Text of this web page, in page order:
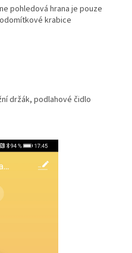
pohledová hrana je pouze
krabice
držák, podlahové čidlo